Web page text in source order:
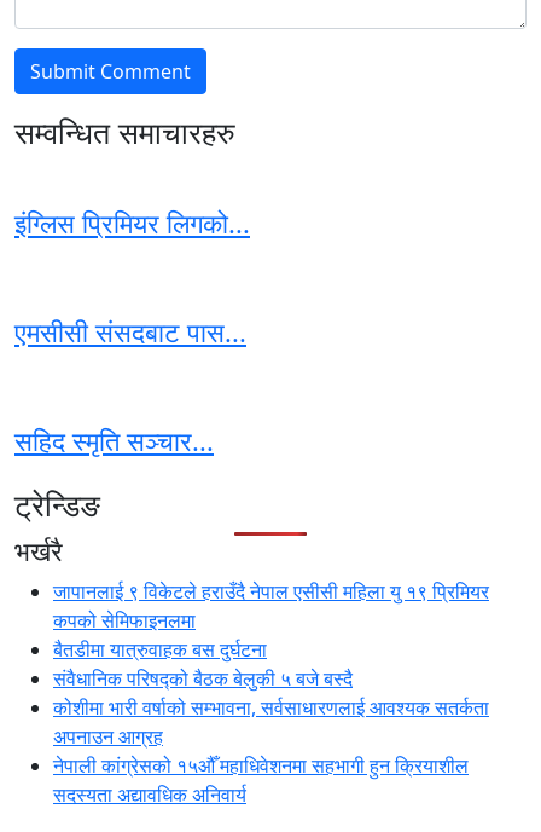
सम्वन्धित समाचारहरु
इंग्लिस प्रिमियर लिगको...
एमसीसी संसदबाट पास...
सहिद स्मृति सञ्चार...
ट्रेन्डिङ
भर्खरै
जापानलाई ९ विकेटले हराउँदै नेपाल एसीसी महिला यु १९ प्रिमियर
कपको सेमिफाइनलमा
बैतडीमा यात्रुवाहक बस दुर्घटना
संवैधानिक परिषद्को बैठक बेलुकी ५ बजे बस्दै
कोशीमा भारी वर्षाको सम्भावना, सर्वसाधारणलाई आवश्यक सतर्कता
अपनाउन आग्रह
नेपाली कांग्रेसको १५औँ महाधिवेशनमा सहभागी हुन क्रियाशील
सदस्यता अद्यावधिक अनिवार्य